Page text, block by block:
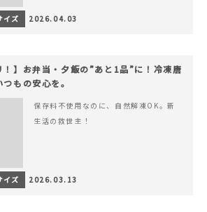
イズ 2026.04.03
！】お弁当・夕飯の”あと1品”に！冷凍唐
もの安心を。
保存料不使用なのに、自然解凍OK。新
生活の救世主！
イズ 2026.03.13